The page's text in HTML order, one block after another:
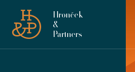
Hronček
&
Partners